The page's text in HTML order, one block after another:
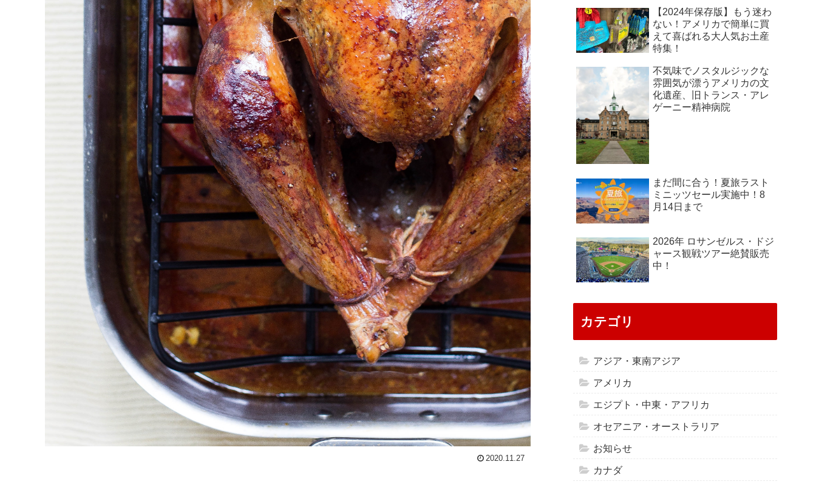
2020.11.27
【2024年保存版】もう迷わ
ない！アメリカで簡単に買
えて喜ばれる大人気お土産
特集！
不気味でノスタルジックな
雰囲気が漂うアメリカの文
化遺産、旧トランス・アレ
ゲーニー精神病院
まだ間に合う！夏旅ラスト
ミニッツセール実施中！8
月14日まで
2026年 ロサンゼルス・ドジ
ャース観戦ツアー絶賛販売
中！
カテゴリ
アジア・東南アジア
アメリカ
エジプト・中東・アフリカ
オセアニア・オーストラリア
お知らせ
カナダ